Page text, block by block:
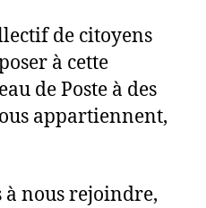
de citoyens
à cette
de Poste à des
appartiennent,
à nous rejoindre,